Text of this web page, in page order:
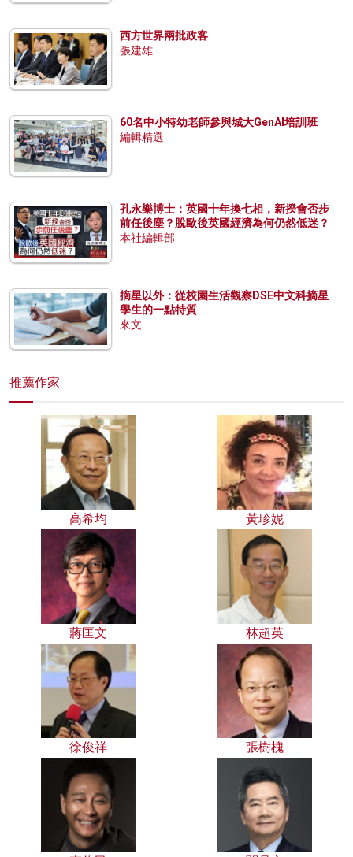
西方世界兩批政客
張建雄
60名中小特幼老師參與城大GenAI培訓班
編輯精選
孔永樂博士：英國十年換七相，新揆會否步
前任後塵？脫歐後英國經濟為何仍然低迷？
本社編輯部
摘星以外：從校園生活觀察DSE中文科摘星
學生的一點特質
來文
推薦作家
高希均 黃珍妮
蔣匡文 林超英
徐俊祥 張樹槐